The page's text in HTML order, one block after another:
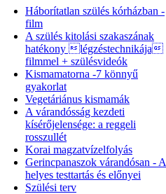
Háborítatlan szülés kórházban -
film
A szülés kitolási szakaszának
hatékony légzéstechnikája
filmmel + szülésvideók
Kismamatorna -7 könnyű
gyakorlat
Vegetáriánus kismamák
A várandósság kezdeti
kísérőjelensége: a reggeli
rosszullét
Korai magzatvízelfolyás
Gerincpanaszok várandósan - A
helyes testtartás és előnyei
Szülési terv